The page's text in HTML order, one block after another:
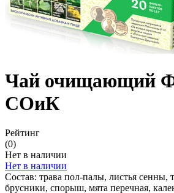
Чай очищающий
СОиК
Рейтинг
(0)
Нет в наличии
Нет в наличии
Состав: трава пол-палы, листья сенны,
брусники, спорыш, мята перечная,